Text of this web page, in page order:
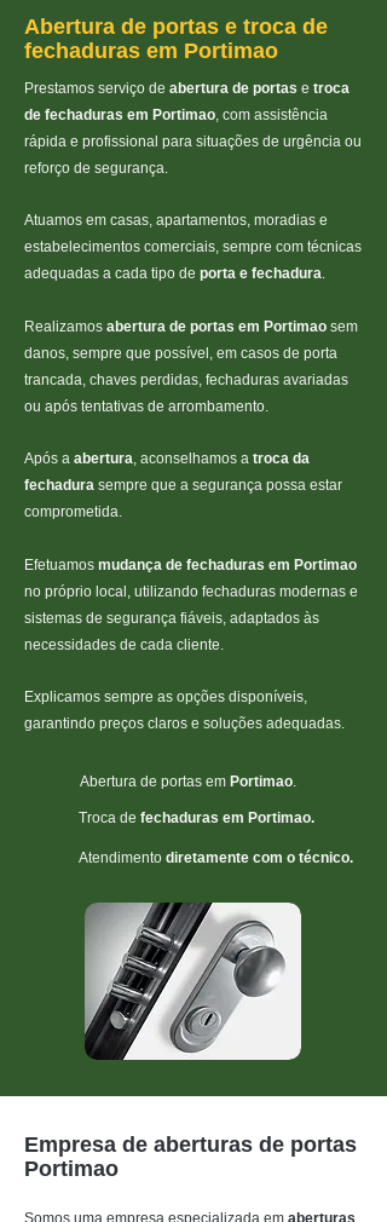
Abertura de portas e troca de
fechaduras em Portimao
Prestamos serviço de abertura de portas e troca
de fechaduras em Portimao, com assistência
rápida e profissional para situações de urgência ou
reforço de segurança.
Atuamos em casas, apartamentos, moradias e
estabelecimentos comerciais, sempre com técnicas
adequadas a cada tipo de porta e fechadura.
Realizamos abertura de portas em Portimao sem
danos, sempre que possível, em casos de porta
trancada, chaves perdidas, fechaduras avariadas
ou após tentativas de arrombamento.
Após a abertura, aconselhamos a troca da
fechadura sempre que a segurança possa estar
comprometida.
Efetuamos mudança de fechaduras em Portimao
no próprio local, utilizando fechaduras modernas e
sistemas de segurança fiáveis, adaptados às
necessidades de cada cliente.
Explicamos sempre as opções disponíveis,
garantindo preços claros e soluções adequadas.
Abertura de portas em Portimao.
Troca de fechaduras em Portimao.
Atendimento diretamente com o técnico.
Empresa de aberturas de portas
Portimao
Somos uma empresa especializada em aberturas